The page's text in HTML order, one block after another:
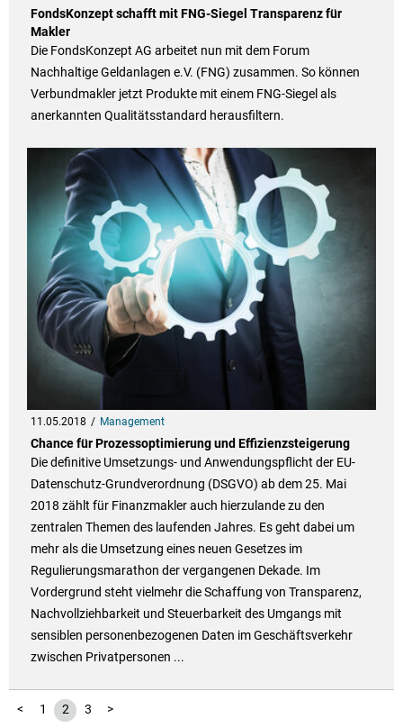
FondsKonzept schafft mit FNG-Siegel Transparenz für
Makler
Die FondsKonzept AG arbeitet nun mit dem Forum
Nachhaltige Geldanlagen e.V. (FNG) zusammen. So können
Verbundmakler jetzt Produkte mit einem FNG-Siegel als
anerkannten Qualitätsstandard herausfiltern.
11.05.2018 Management
Chance für Prozessoptimierung und Effizienzsteigerung
Die definitive Umsetzungs- und Anwendungspflicht der EU-
Datenschutz-Grundverordnung (DSGVO) ab dem 25. Mai
2018 zählt für Finanzmakler auch hierzulande zu den
zentralen Themen des laufenden Jahres. Es geht dabei um
mehr als die Umsetzung eines neuen Gesetzes im
Regulierungsmarathon der vergangenen Dekade. Im
Vordergrund steht vielmehr die Schaffung von Transparenz,
Nachvollziehbarkeit und Steuerbarkeit des Umgangs mit
sensiblen personenbezogenen Daten im Geschäftsverkehr
zwischen Privatpersonen ...
< 1 2 3 >